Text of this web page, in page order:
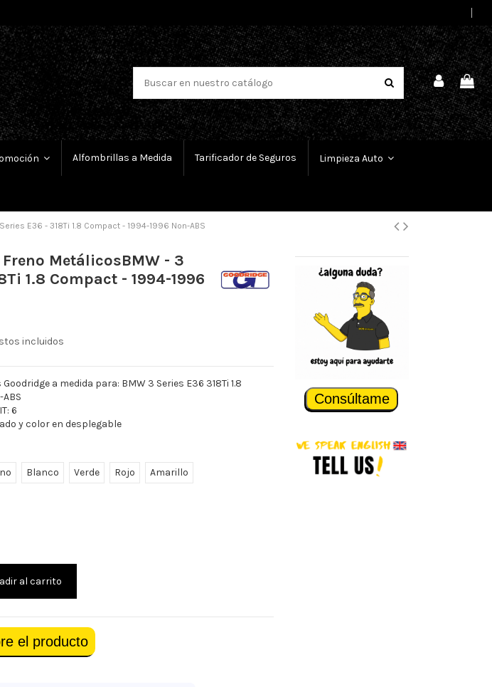
Alfombrillas a Medida Tarificador de Seguros Limpieza Auto
E36 - 318Ti 1.8 Compact - 1994-1996 Non-ABS
MetálicosBMW - 3
1.8 Compact - 1994-1996
incluidos
a medida para: BMW 3 Series E36 318Ti 1.8
6
y color en desplegable
Blanco Verde Rojo Amarillo
al carrito
el producto
Consúltame